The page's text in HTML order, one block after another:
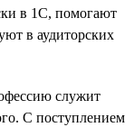
в 1С, помогают
в аудиторских
служит
С поступлением